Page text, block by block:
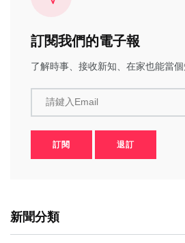
訂閱我們的電子報
了解時事、接收新知、在家也能當個
請鍵入Email
訂閱 退訂
新聞分類